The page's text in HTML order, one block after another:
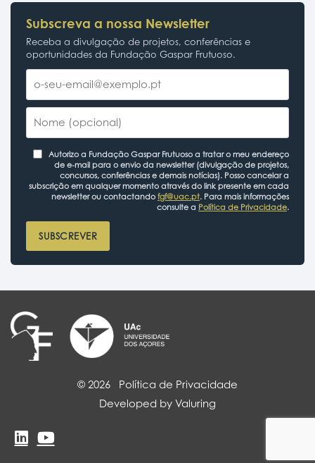
Subscreva a nossa Newsletter
Receba a divulgação de projetos, conferências e
oportunidades da Fundação Gaspar Frutuoso.
Autorizo a Fundação Gaspar Frutuoso a tratar o meu endereço
de e-mail para o envio da newsletter (divulgação de projetos,
concursos, conferências e demais notícias). Posso cancelar a
subscrição em qualquer momento através do link presente em cada
newsletter ou contactando fgf@uac.pt. Para mais informações
consulte a Política de Privacidade.
SUBSCREVER
© 2026 Política de Privacidade
Developed by Valuring